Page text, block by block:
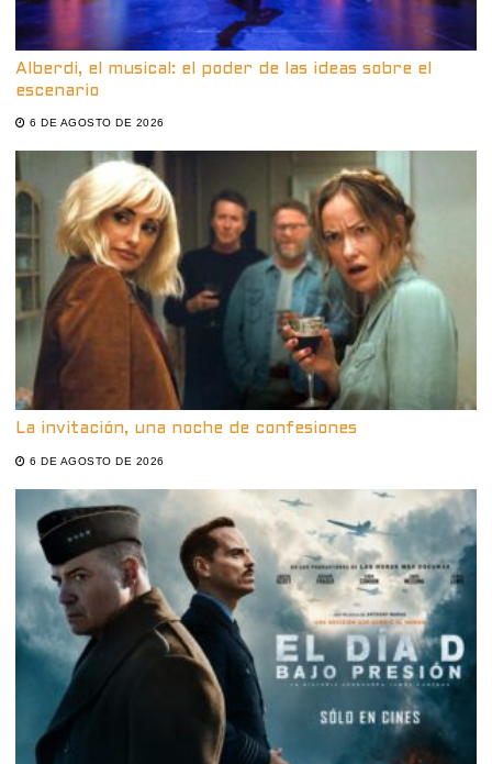
Alberdi, el musical: el poder de las ideas sobre el
escenario
6 DE AGOSTO DE 2026
La invitación, una noche de confesiones
6 DE AGOSTO DE 2026